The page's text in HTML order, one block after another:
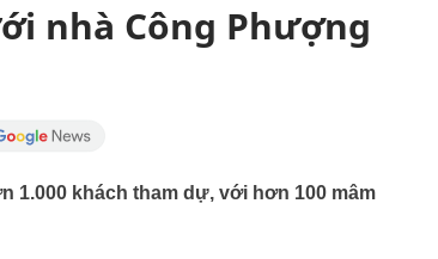
nhà Công Phượng
1.000 khách tham dự, với hơn 100 mâm